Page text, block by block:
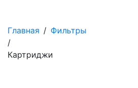
Главная / Фильтры
/
Картриджи